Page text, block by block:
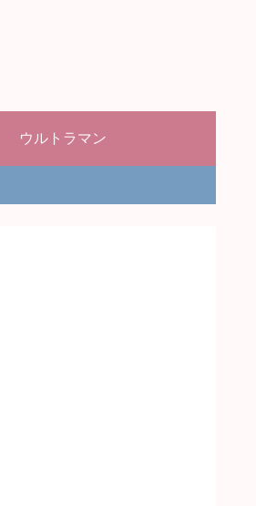
ウルトラマン